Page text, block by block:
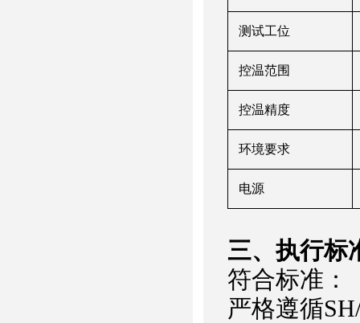
测试工位
控温范围
控温精度
环境要求
电源
‌三、执行标
符合标准：
严格遵循SH